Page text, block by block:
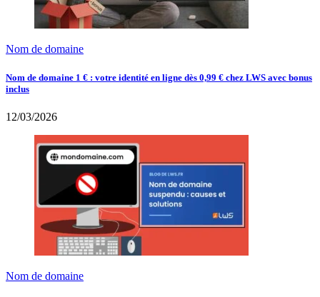
Nom de domaine
Nom de domaine 1 € : votre identité en ligne dès 0,99 € chez LWS avec bonus
inclus
12/03/2026
Nom de domaine